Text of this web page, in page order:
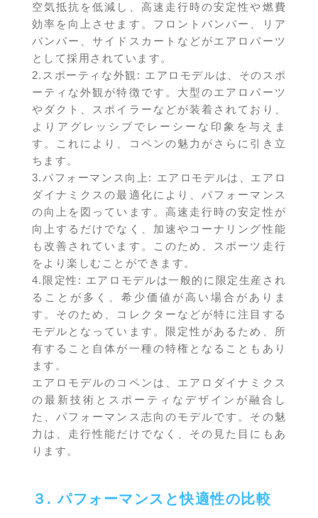
空気抵抗を低減し、高速走行時の安定性や燃費
効率を向上させます。フロントバンパー、リア
バンパー、サイドスカートなどがエアロパーツ
として採用されています。
2.スポーティな外観: エアロモデルは、そのスポ
ーティな外観が特徴です。大型のエアロパーツ
やダクト、スポイラーなどが装着されており、
よりアグレッシブでレーシーな印象を与えま
す。これにより、コペンの魅力がさらに引き立
ちます。
3.パフォーマンス向上: エアロモデルは、エアロ
ダイナミクスの最適化により、パフォーマンス
の向上を図っています。高速走行時の安定性が
向上するだけでなく、加速やコーナリング性能
も改善されています。このため、スポーツ走行
をより楽しむことができます。
4.限定性: エアロモデルは一般的に限定生産され
ることが多く、希少価値が高い場合がありま
す。そのため、コレクターなどが特に注目する
モデルとなっています。限定性があるため、所
有すること自体が一種の特権となることもあり
ます。
エアロモデルのコペンは、エアロダイナミクス
の最新技術とスポーティなデザインが融合し
た、パフォーマンス志向のモデルです。その魅
力は、走行性能だけでなく、その見た目にもあ
ります。
３. パフォーマンスと快適性の比較